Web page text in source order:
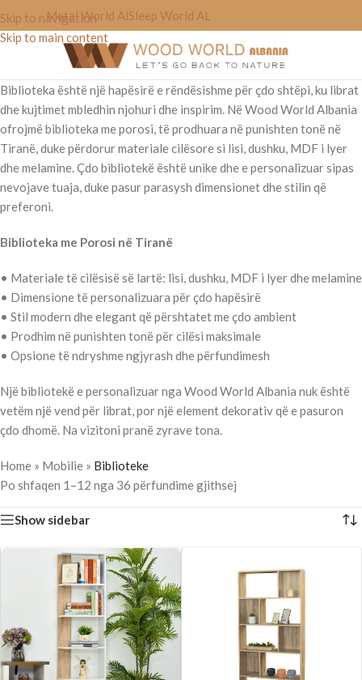
Skip to navigation
Skip to main content
Metal World AlSleep World AL
Biblioteka është një hapësirë e rëndësishme për çdo shtëpi, ku librat
dhe kujtimet mbledhin njohuri dhe inspirim. Në Wood World Albania
ofrojmë biblioteka me porosi, të prodhuara në punishten tonë në
Tiranë, duke përdorur materiale cilësore si lisi, dushku, MDF i lyer
dhe melamine. Çdo bibliotekë është unike dhe e personalizuar sipas
nevojave tuaja, duke pasur parasysh dimensionet dhe stilin që
preferoni.
Biblioteka me Porosi në Tiranë
• Materiale të cilësisë së lartë: lisi, dushku, MDF i lyer dhe melamine
• Dimensione të personalizuara për çdo hapësirë
• Stil modern dhe elegant që përshtatet me çdo ambient
• Prodhim në punishten tonë për cilësi maksimale
• Opsione të ndryshme ngjyrash dhe përfundimesh
Një bibliotekë e personalizuar nga Wood World Albania nuk është
vetëm një vend për librat, por një element dekorativ që e pasuron
çdo dhomë. Na vizitoni pranë zyrave tona.
Home » Mobilie » Biblioteke
Po shfaqen 1–12 nga 36 përfundime gjithsej
Show sidebar